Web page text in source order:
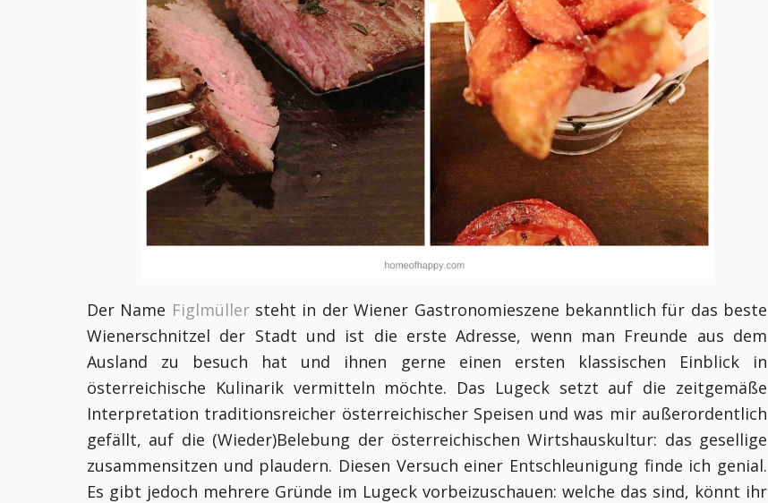
Der Name Figlmüllersteht in der Wiener Gastronomieszene bekanntlich für das beste
Wienerschnitzel der Stadt und ist die erste Adresse, wenn man Freunde aus dem
Ausland zu besuch hat und ihnen gerne einen ersten klassischen Einblick in
österreichische Kulinarik vermitteln möchte. Das Lugeck setzt auf die zeitgemäße
Interpretation traditionsreicher österreichischer Speisen und was mir außerordentlich
gefällt, auf die (Wieder)Belebung der österreichischen Wirtshauskultur: das gesellige
zusammensitzen und plaudern. Diesen Versuch einer Entschleunigung finde ich genial.
Es gibt jedoch mehrere Gründe im Lugeck vorbeizuschauen: welche das sind, könnt ihr